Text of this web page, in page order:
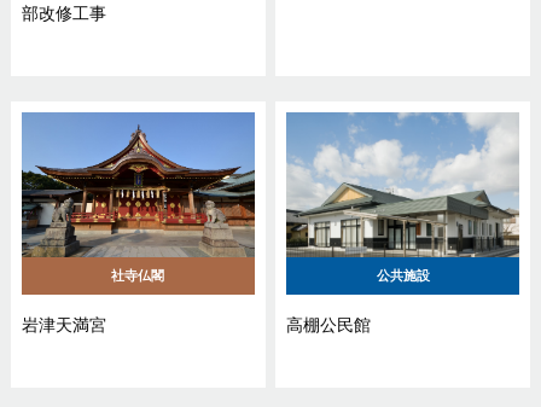
部改修工事
社寺仏閣
岩津天満宮
公共施設
高棚公民館